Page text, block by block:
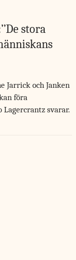
stora
Jarrick och Janken
föra
Lagercrantz svarar.